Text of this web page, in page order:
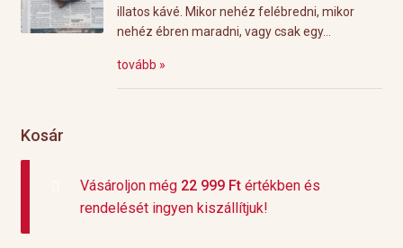
illatos kávé. Mikor nehéz felébredni, mikor
nehéz ébren maradni, vagy csak egy...
tovább »
Kosár
Vásároljon még 22 999 Ftértékben és
rendelését ingyen kiszállítjuk!